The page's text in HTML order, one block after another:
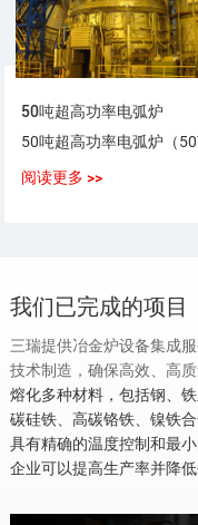
50吨超高功率电弧炉
阅读更多 >>
我们已完成的项目
三瑞提供冶金炉设备集成
技术制造，确保高效、高
熔化多种材料，包括钢、
碳硅铁、高碳铬铁、镍铁
具有精确的温度控制和最小
企业可以提高生产率并降